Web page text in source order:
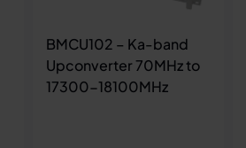
BMCU102 – Ka-band
Upconverter 70MHz to
17300-18100MHz